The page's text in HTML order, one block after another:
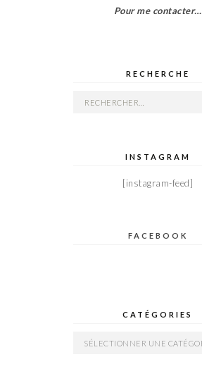
Pour me contacter…
RECHERCHE
Rechercher :
INSTAGRAM
[instagram-feed]
FACEBOOK
CATÉGORIES
Catégories